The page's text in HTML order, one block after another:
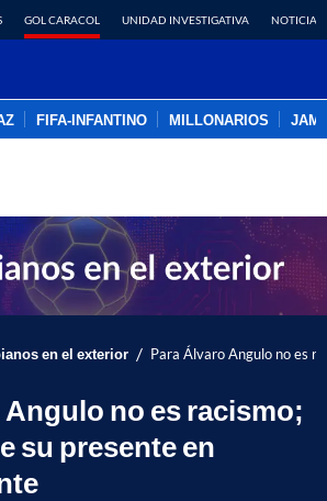
GOL CARACOL UNIDAD INVESTIGATIVA NOTICIAS
FIFA-INFANTINO MILLONARIOS
en el exterior / Para Álvaro Angulo no es
no es racismo;
su presente en